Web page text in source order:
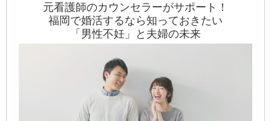
元看護師のカウンセラーがサポート！
福岡で婚活するなら知っておきたい
「男性不妊」と夫婦の未来